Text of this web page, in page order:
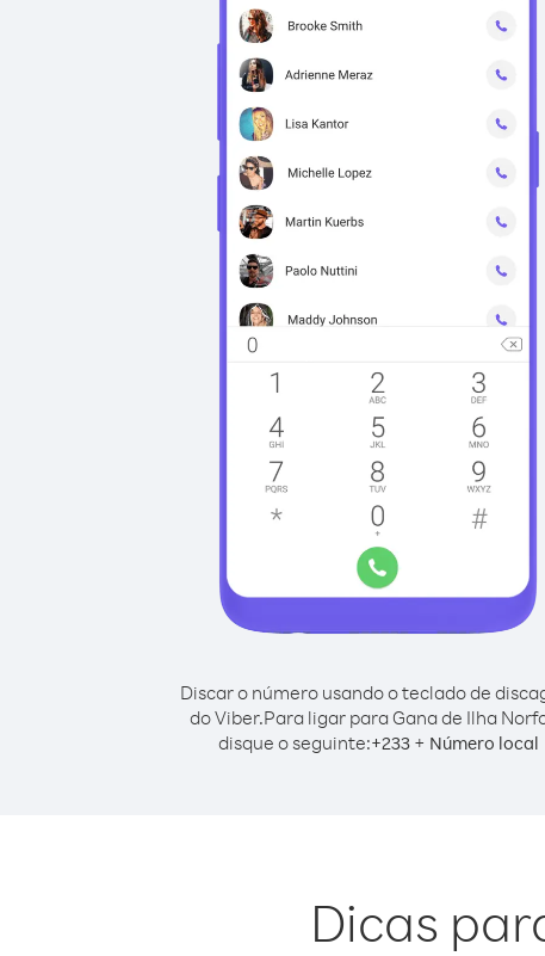
Discar o número usando o teclado de
do Viber.Para ligar para Gana de Ilha
disque o seguinte:+233+ Número local
Dicas